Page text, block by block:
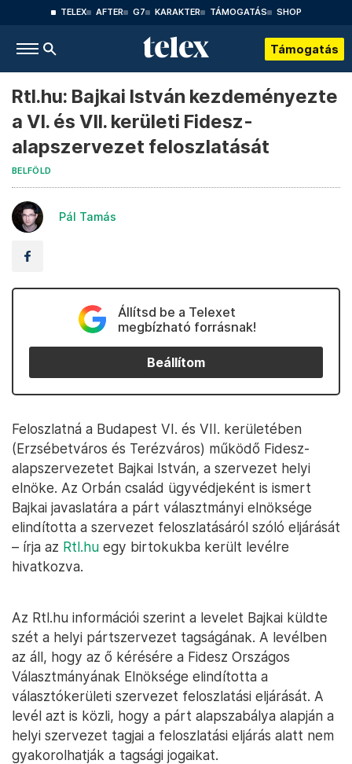
TELEX AFTER G7 KARAKTER TÁMOGATÁS SHOP
Támogatás
Rtl.hu: Bajkai István kezdeményezte
a VI. és VII. kerületi Fidesz-
alapszervezet feloszlatását
BELFÖLD
Pál Tamás
Állítsd be a Telexet
megbízható forrásnak!
Beállítom
Feloszlatná a Budapest VI. és VII. kerületében
(Erzsébetváros és Terézváros) működő Fidesz-
alapszervezetet Bajkai István, a szervezet helyi
elnöke. Az Orbán család ügyvédjeként is ismert
Bajkai javaslatára a párt választmányi elnöksége
elindította a szervezet feloszlatásáról szóló eljárását
– írja az Rtl.hu egy birtokukba került levélre
hivatkozva.
Az Rtl.hu információi szerint a levelet Bajkai küldte
szét a helyi pártszervezet tagságának. A levélben
az áll, hogy az ő kérésére a Fidesz Országos
Választmányának Elnöksége elindította a
választókerületi szervezet feloszlatási eljárását. A
levél azt is közli, hogy a párt alapszabálya alapján a
helyi szervezet tagjai a feloszlatási eljárás alatt nem
gyakorolhatják a tagsági jogaikat.